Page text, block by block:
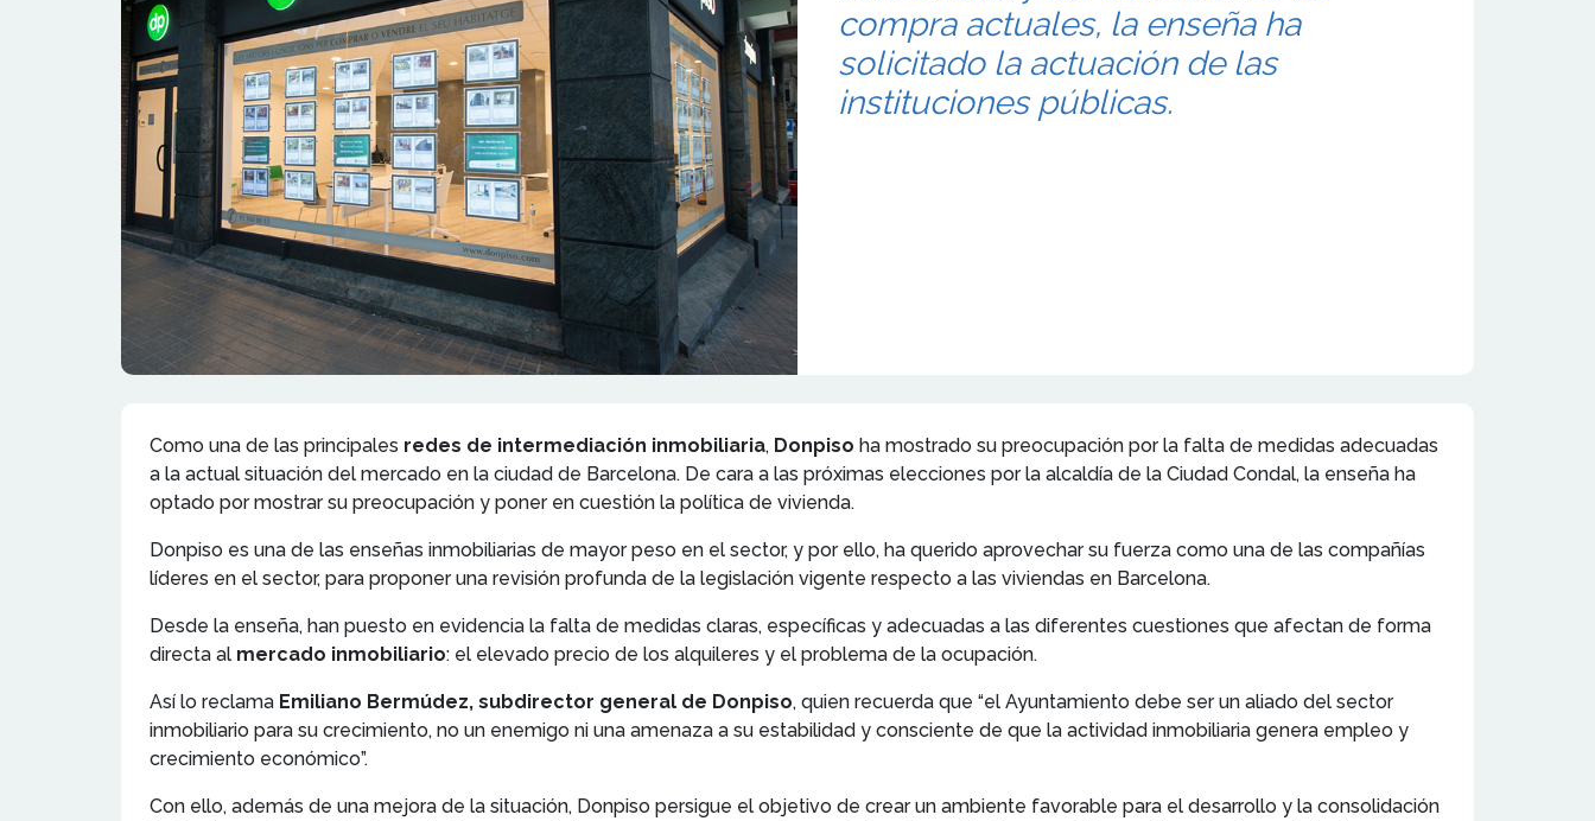
compra actuales, la enseña ha
solicitado la actuación de las
instituciones públicas.
Como una de las principales redes de intermediación inmobiliaria, Donpiso ha mostrado su preocupación por la falta de medidas adecuadas
a la actual situación del mercado en la ciudad de Barcelona. De cara a las próximas elecciones por la alcaldía de la Ciudad Condal, la enseña ha
optado por mostrar su preocupación y poner en cuestión la política de vivienda.
Donpiso es una de las enseñas inmobiliarias de mayor peso en el sector, y por ello, ha querido aprovechar su fuerza como una de las compañías
líderes en el sector, para proponer una revisión profunda de la legislación vigente respecto a las viviendas en Barcelona.
Desde la enseña, han puesto en evidencia la falta de medidas claras, específicas y adecuadas a las diferentes cuestiones que afectan de forma
directa al mercado inmobiliario: el elevado precio de los alquileres y el problema de la ocupación.
Así lo reclama Emiliano Bermúdez, subdirector general de Donpiso, quien recuerda que “el Ayuntamiento debe ser un aliado del sector
inmobiliario para su crecimiento, no un enemigo ni una amenaza a su estabilidad y consciente de que la actividad inmobiliaria genera empleo y
crecimiento económico”.
Con ello, además de una mejora de la situación, Donpiso persigue el objetivo de crear un ambiente favorable para el desarrollo y la consolidación